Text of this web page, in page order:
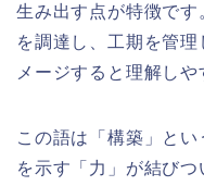
生み出す点が特徴で
を調達し、工期を管
メージすると理解しや
この語は「構築」と
を示す「力」が結び